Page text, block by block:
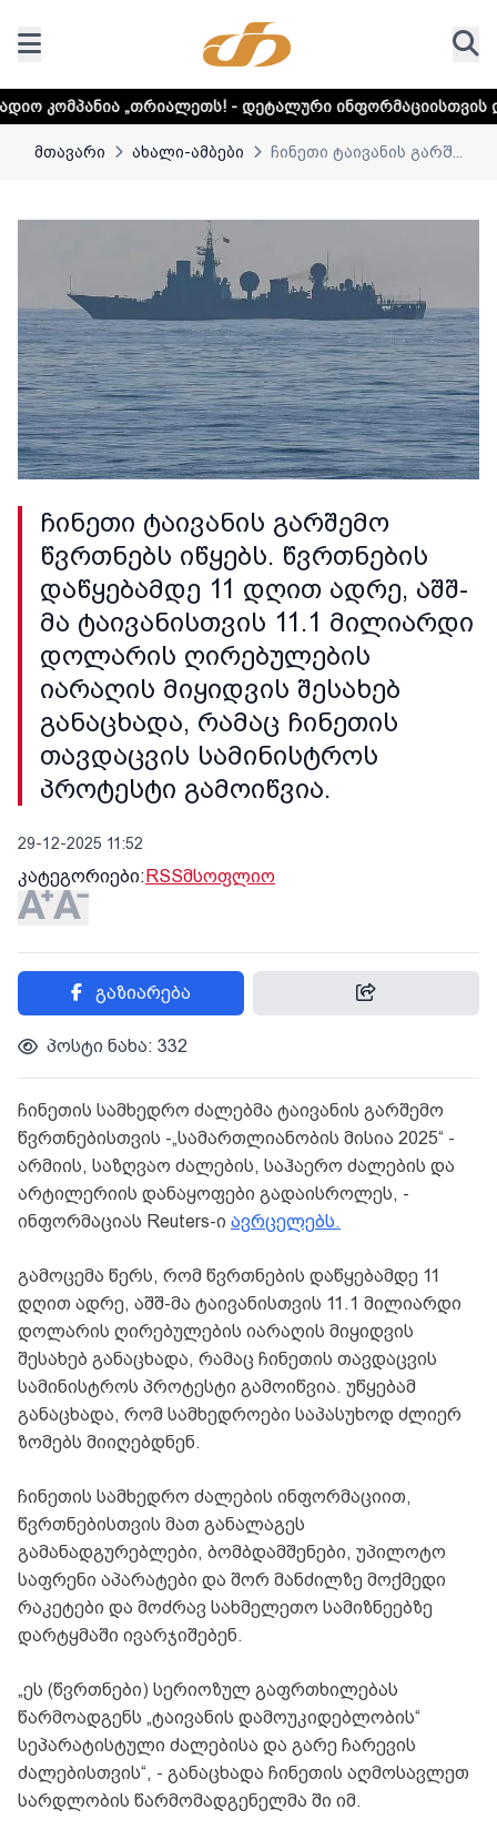
- დეტალური ინფორმაციისთვის დააკლიკეთ
მთავარი ახალი-ამბები ჩინეთი ტაივანის გარშ...
ჩინეთი ტაივანის გარშემო
წვრთნებს იწყებს. წვრთნების
დაწყებამდე 11 დღით ადრე, აშშ-
მა ტაივანისთვის 11.1 მილიარდი
დოლარის ღირებულების
იარაღის მიყიდვის შესახებ
განაცხადა, რამაც ჩინეთის
თავდაცვის სამინისტროს
პროტესტი გამოიწვია.
29-12-2025 11:52
კატეგორიები:RSSმსოფლიო
გაზიარება
პოსტი ნახა: 332
ჩინეთის სამხედრო ძალებმა ტაივანის გარშემო
წვრთნებისთვის -„სამართლიანობის მისია 2025“ -
არმიის, საზღვაო ძალების, საჰაერო ძალების და
არტილერიის დანაყოფები გადაისროლეს, -
ინფორმაციას Reuters-ი ავრცელებს.
გამოცემა წერს, რომ წვრთნების დაწყებამდე 11
დღით ადრე, აშშ-მა ტაივანისთვის 11.1 მილიარდი
დოლარის ღირებულების იარაღის მიყიდვის
შესახებ განაცხადა, რამაც ჩინეთის თავდაცვის
სამინისტროს პროტესტი გამოიწვია. უწყებამ
განაცხადა, რომ სამხედროები საპასუხოდ ძლიერ
ზომებს მიიღებდნენ.
ჩინეთის სამხედრო ძალების ინფორმაციით,
წვრთნებისთვის მათ განალაგეს
გამანადგურებლები, ბომბდამშენები, უპილოტო
საფრენი აპარატები და შორ მანძილზე მოქმედი
რაკეტები და მოძრავ სახმელეთო სამიზნეებზე
დარტყმაში ივარჯიშებენ.
„ეს (წვრთნები) სერიოზულ გაფრთხილებას
წარმოადგენს „ტაივანის დამოუკიდებლობის“
სეპარატისტული ძალებისა და გარე ჩარევის
ძალებისთვის“, - განაცხადა ჩინეთის აღმოსავლეთ
სარდლობის წარმომადგენელმა ში იმ.